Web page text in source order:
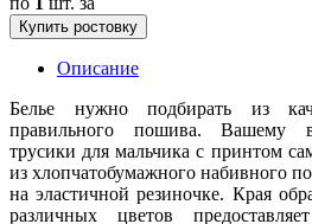
Купить ростовку
Описание
Белье нужно подбирать из
правильного пошива. Вашему
трусики для мальчика с принтом
из хлопчатобумажного набивного
на эластичной резиночке. Края
различных цветов